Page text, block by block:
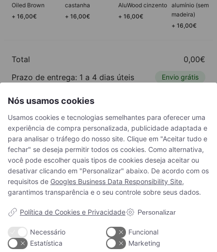
Oiled Brown
+ 16,00€
castanha
+ 16,00€
AluWood cinzento
+ 16,00€
alumínio (sem
madeira)
+ 16,00€
Total 0,00€
Prazo de entrega: 1 a 4 dias úteis
Envio grátis
Casas reais. Impacto real.
Nós usamos cookies
Usamos cookies e tecnologias semelhantes para oferecer uma
experiência de compra personalizada, publicidade adaptada e
para analisar o tráfego do nosso site. Clique em "Aceitar tudo e
fechar" se deseja permitir todos os cookies. Como alternativa,
você pode escolher quais tipos de cookies deseja aceitar ou
desativar clicando em "Personalizar" abaixo. De acordo com os
requisitos de Googles Business Data Responsibility Site,
garantimos transparência e o seu controle sobre seus dados.
Política de Cookies e Privacidade Personalizar
Necessário
Funcional
Estatística
Marketing